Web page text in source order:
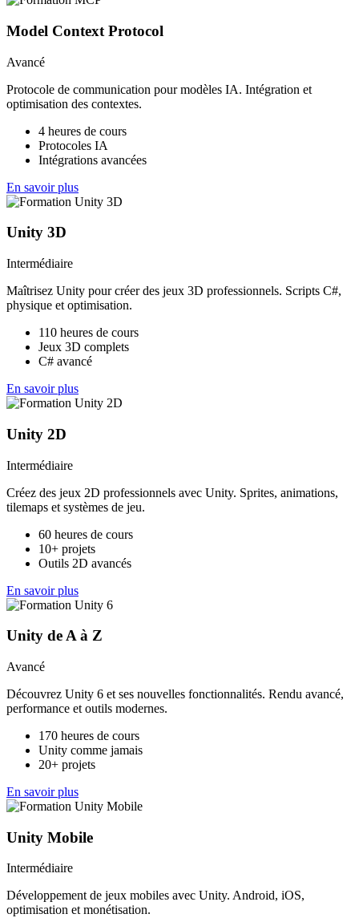
Model Context Protocol
Avancé
Protocole de communication pour modèles IA. Intégration et
optimisation des contextes.
4 heures de cours
Protocoles IA
Intégrations avancées
En savoir plus
Unity 3D
Intermédiaire
Maîtrisez Unity pour créer des jeux 3D professionnels. Scripts C#,
physique et optimisation.
110 heures de cours
Jeux 3D complets
C# avancé
En savoir plus
Unity 2D
Intermédiaire
Créez des jeux 2D professionnels avec Unity. Sprites, animations,
tilemaps et systèmes de jeu.
60 heures de cours
10+ projets
Outils 2D avancés
En savoir plus
Unity de A à Z
Avancé
Découvrez Unity 6 et ses nouvelles fonctionnalités. Rendu avancé,
performance et outils modernes.
170 heures de cours
Unity comme jamais
20+ projets
En savoir plus
Unity Mobile
Intermédiaire
Développement de jeux mobiles avec Unity. Android, iOS,
optimisation et monétisation.